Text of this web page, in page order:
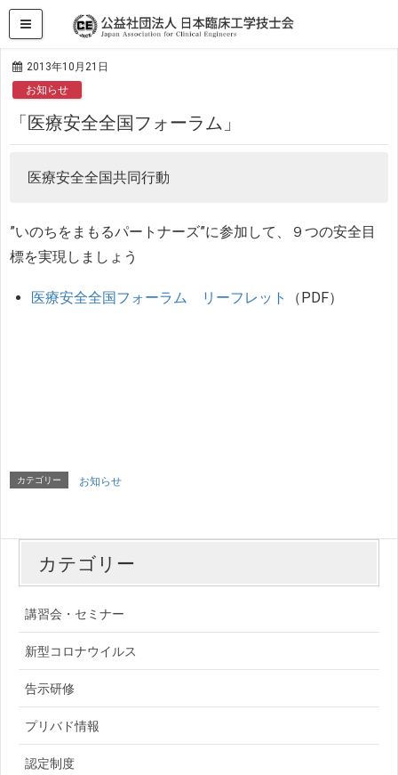
HOME お知らせ 「医療安全全国フォーラム」
2013年10月21日
お知らせ
「医療安全全国フォーラム」
医療安全全国共同行動
”いのちをまもるパートナーズ”に参加して、９つの安全目
標を実現しましょう
医療安全全国フォーラム リーフレット （PDF）
カテゴリー お知らせ
カテゴリー
講習会・セミナー
新型コロナウイルス
告示研修
プリバド情報
認定制度